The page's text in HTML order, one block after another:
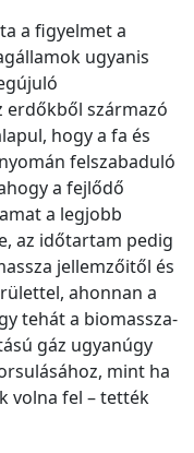
a figyelmet a
ugyanis
származó
hogy a fa és
felszabaduló
a fejlődő
a legjobb
az időtartam pedig
jellemzőitől és
ahonnan a
tehát a biomassza-
gáz ugyanúgy
mint ha
volna fel – tették